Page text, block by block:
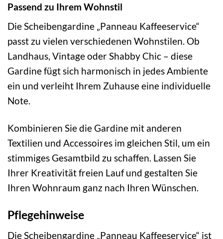
Passend zu Ihrem Wohnstil
Die Scheibengardine „Panneau Kaffeeservice“
passt zu vielen verschiedenen Wohnstilen. Ob
Landhaus, Vintage oder Shabby Chic – diese
Gardine fügt sich harmonisch in jedes Ambiente
ein und verleiht Ihrem Zuhause eine individuelle
Note.
Kombinieren Sie die Gardine mit anderen
Textilien und Accessoires im gleichen Stil, um ein
stimmiges Gesamtbild zu schaffen. Lassen Sie
Ihrer Kreativität freien Lauf und gestalten Sie
Ihren Wohnraum ganz nach Ihren Wünschen.
Pflegehinweise
Die Scheibengardine „Panneau Kaffeeservice“ ist